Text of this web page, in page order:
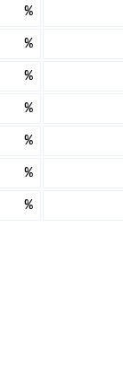
%
%
%
%
%
%
%